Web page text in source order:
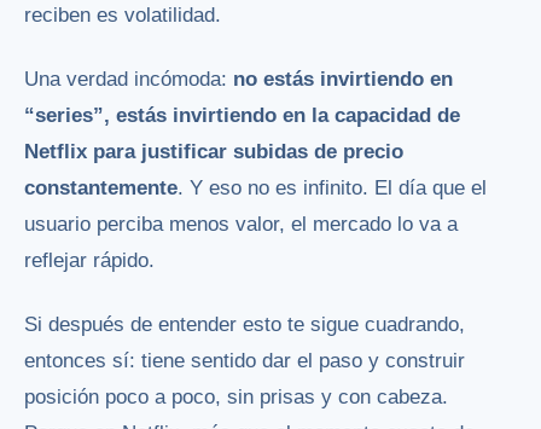
reciben es volatilidad.
Una verdad incómoda: no estás invirtiendo en
“series”, estás invirtiendo en la capacidad de
Netflix para justificar subidas de precio
constantemente. Y eso no es infinito. El día que el
usuario perciba menos valor, el mercado lo va a
reflejar rápido.
Si después de entender esto te sigue cuadrando,
entonces sí: tiene sentido dar el paso y construir
posición poco a poco, sin prisas y con cabeza.